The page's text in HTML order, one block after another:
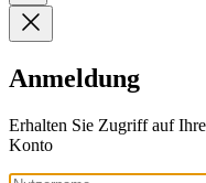
Anmeldung
Erhalten Sie Zugriff auf
Konto